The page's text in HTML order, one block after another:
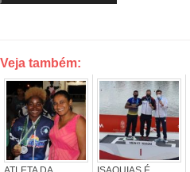
Veja também: